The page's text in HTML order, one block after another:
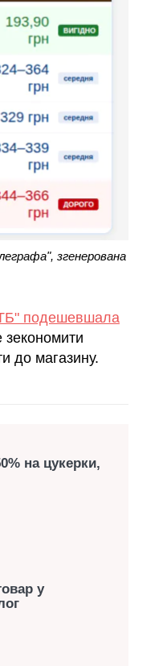
згенерована
подешевшала
до магазину.
на цукерки,
у